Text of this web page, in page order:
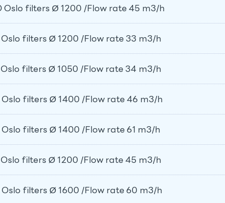
Oslo filters Ø 1200 /Flow rate 45 m3/h
Oslo filters Ø 1200 /Flow rate 33 m3/h
Oslo filters Ø 1050 /Flow rate 34 m3/h
Oslo filters Ø 1400 /Flow rate 46 m3/h
Oslo filters Ø 1400 /Flow rate 61 m3/h
Oslo filters Ø 1200 /Flow rate 45 m3/h
Oslo filters Ø 1600 /Flow rate 60 m3/h